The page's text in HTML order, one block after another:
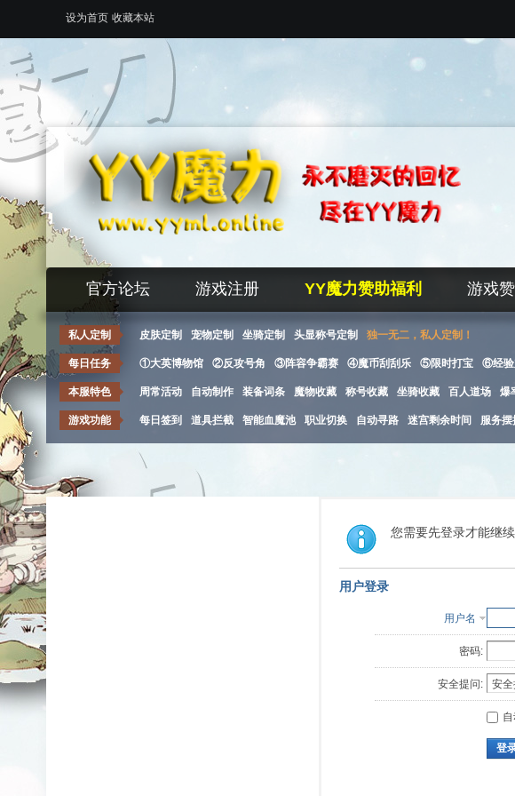
设为首页 收藏本站
官方论坛 游戏注册 YY魔力赞助福利 游戏
私人定制 皮肤定制 宠物定制 坐骑定制 头显称号定制 独一无二，私人定制！
每日任务 ①大英博物馆 ②反攻号角 ③阵容争霸赛 ④魔币刮刮乐 ⑤限时打宝 ⑥经验
本服特色 周常活动 自动制作 装备词条 魔物收藏 称号收藏 坐骑收藏 百人道场 爆
游戏功能 每日签到 道具拦截 智能血魔池 职业切换 自动寻路 迷宫剩余时间 服务摆
您需要先登录才能继
用户登录
用户名
密码:
安全提问:
登